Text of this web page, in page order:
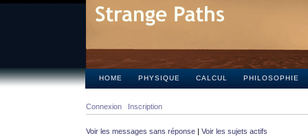
HOME PHYSIQUE CALCUL PHILOSOPHIE
Connexion Inscription
Voir les messages sans réponse | Voir les sujets actifs